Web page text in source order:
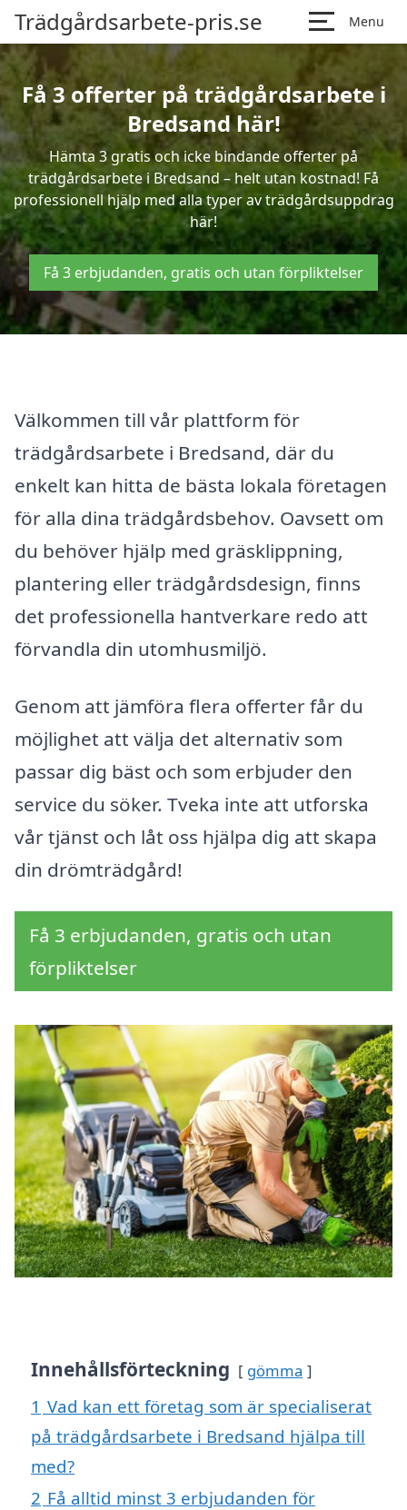
Trädgårdsarbete-pris.se Menu
Få 3 offerter på trädgårdsarbete i
Bredsand här!
Hämta 3 gratis och icke bindande offerter på
trädgårdsarbete i Bredsand – helt utan kostnad! Få
professionell hjälp med alla typer av trädgårdsuppdrag
här!
Få 3 erbjudanden, gratis och utan förpliktelser
Välkommen till vår plattform för
trädgårdsarbete i Bredsand, där du
enkelt kan hitta de bästa lokala företagen
för alla dina trädgårdsbehov. Oavsett om
du behöver hjälp med gräsklippning,
plantering eller trädgårdsdesign, finns
det professionella hantverkare redo att
förvandla din utomhusmiljö.
Genom att jämföra flera offerter får du
möjlighet att välja det alternativ som
passar dig bäst och som erbjuder den
service du söker. Tveka inte att utforska
vår tjänst och låt oss hjälpa dig att skapa
din drömträdgård!
Få 3 erbjudanden, gratis och utan
förpliktelser
Innehållsförteckning gömma
1 Vad kan ett företag som är specialiserat
på trädgårdsarbete i Bredsand hjälpa till
med?
2 Få alltid minst 3 erbjudanden för